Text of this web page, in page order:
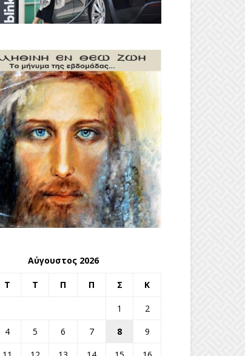
Αύγουστος 2026
Τ Τ Π Π Σ Κ
1
2
4 5 6 7 8
9